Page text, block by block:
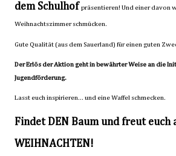
dem Schulhof präsentieren! Und einer davon
Weihnachtszimmer schmücken.
Gute Qualität (aus dem Sauerland) für einen guten
Der Erlös der Aktion geht in bewährter Weise an die
Jugendförderung.
Lasst euch inspirieren... und eine Waffel schmecken.
Findet DEN Baum und freut euch
WEIHNACHTEN!